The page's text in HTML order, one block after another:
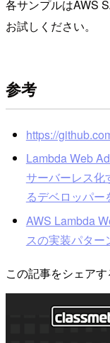
各サンプルはAWS
お試しください。
参考
https://
Lambda Web
サーバーレス化
るデベロッパー
AWS Lambda
スの実装パター
この記事をシェアす